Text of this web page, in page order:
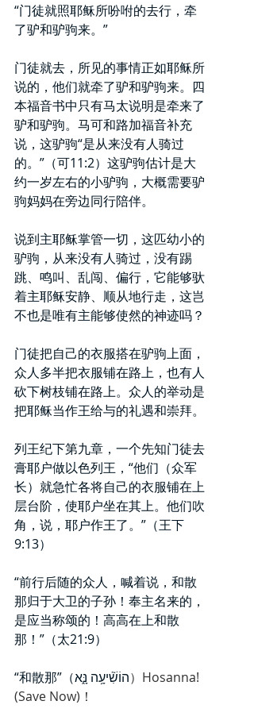
“门徒就照耶稣所吩咐的去行，牵
了驴和驴驹来。”
门徒就去，所见的事情正如耶稣所
说的，他们就牵了驴和驴驹来。四
本福音书中只有马太说明是牵来了
驴和驴驹。马可和路加福音补充
说，这驴驹“是从来没有人骑过
的。”（可11:2）这驴驹估计是大
约一岁左右的小驴驹，大概需要驴
驹妈妈在旁边同行陪伴。
说到主耶稣掌管一切，这匹幼小的
驴驹，从来没有人骑过，没有踢
跳、鸣叫、乱闯、偏行，它能够驮
着主耶稣安静、顺从地行走，这岂
不也是唯有主能够使然的神迹吗？
门徒把自己的衣服搭在驴驹上面，
众人多半把衣服铺在路上，也有人
砍下树枝铺在路上。众人的举动是
把耶稣当作王给与的礼遇和崇拜。
列王纪下第九章，一个先知门徒去
膏耶户做以色列王，“他们（众军
长）就急忙各将自己的衣服铺在上
层台阶，使耶户坐在其上。他们吹
角，说，耶户作王了。”（王下
9:13）
“前行后随的众人，喊着说，和散
那归于大卫的子孙！奉主名来的，
是应当称颂的！高高在上和散
那！”（太21:9）
“和散那”（הוֹשִׁ֘יעָ֥ה נָּ֑א）Hosanna!
(Save Now)！